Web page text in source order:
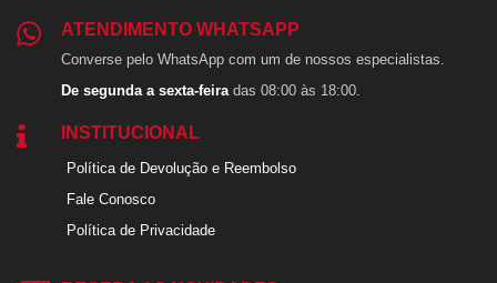
ATENDIMENTO WHATSAPP
Converse pelo WhatsApp com um de nossos especialistas.
De segunda a sexta-feira das 08:00 às 18:00.
INSTITUCIONAL
Política de Devolução e Reembolso
Fale Conosco
Política de Privacidade